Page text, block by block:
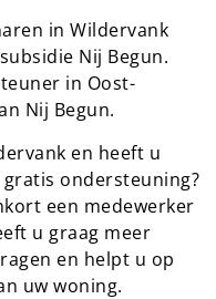
in Wildervank
Nij Begun.
in Oost-
Nij Begun.
en heeft u
ondersteuning?
een medewerker
u graag meer
en helpt u op
uw woning.